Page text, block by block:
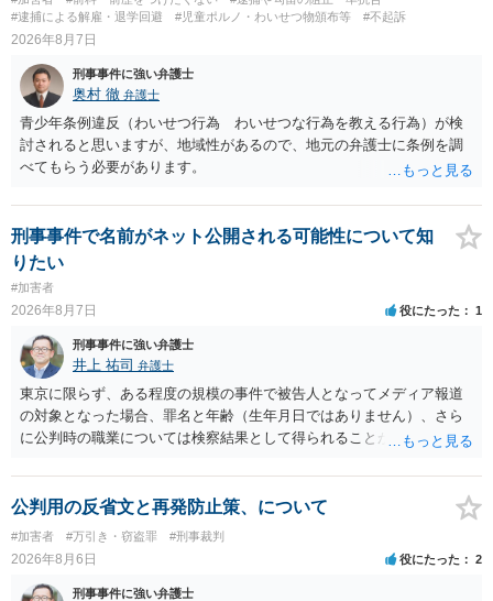
#逮捕による解雇・退学回避
#児童ポルノ・わいせつ物頒布等 #不起訴
2026年8月7日
刑事事件に強い弁護士
奥村 徹 弁護士
青少年条例違反（わいせつ行為 わいせつな行為を教える行為）が検
討されると思いますが、地域性があるので、地元の弁護士に条例を調
べてもらう必要があります。
刑事事件で名前がネット公開される可能性について知
りたい
#加害者
2026年8月7日 役にたった 1
刑事事件に強い弁護士
井上 祐司 弁護士
東京に限らず、ある程度の規模の事件で被告人となってメディア報道
の対象となった場合、罪名と年齢（生年月日ではありません）、さら
に公判時の職業については検察結果として得られることが通常です。
公判用の反省文と再発防止策、について
#加害者 #万引き・窃盗罪 #刑事裁判
2026年8月6日 役にたった 2
刑事事件に強い弁護士